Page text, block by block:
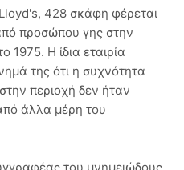
428 σκάφη φέρεται
προσώπου γης στην
1975. Η ίδια εταιρία
της ότι η συχνότητα
περιοχή δεν ήταν
άλλα μέρη του